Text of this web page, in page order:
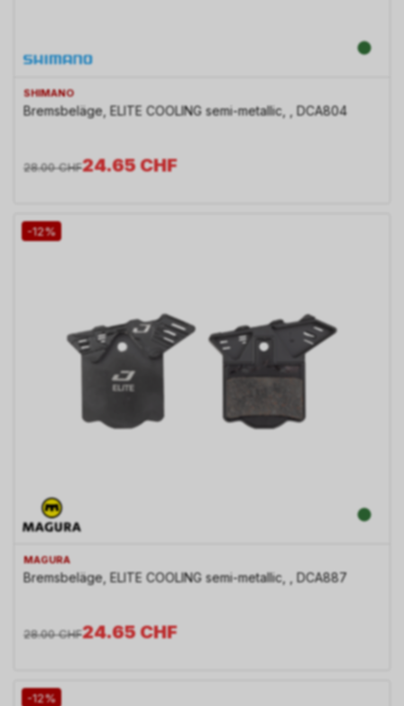
SHIMANO
Bremsbeläge, ELITE COOLING semi-metallic, , DCA804
24.65CHF
28.00 CHF
-12%
MAGURA
Bremsbeläge, ELITE COOLING semi-metallic, , DCA887
24.65CHF
28.00 CHF
-12%